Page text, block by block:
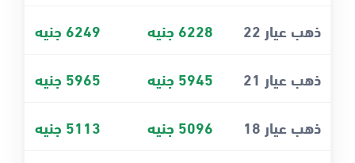
ذهب عيار 22 6228 جنيه 6249 جنيه
ذهب عيار 21 5945 جنيه 5965 جنيه
ذهب عيار 18 5096 جنيه 5113 جنيه